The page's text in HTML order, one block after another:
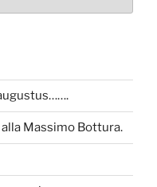
Massimo Bottura.